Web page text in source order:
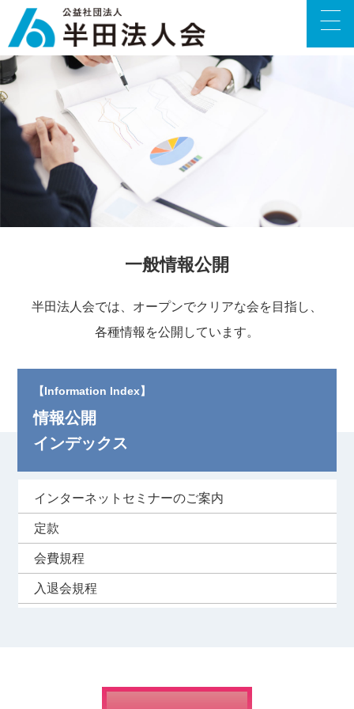
一般情報公開
半田法人会では、オープンでクリアな会を目指し、
各種情報を公開しています。
【Information Index】
情報公開
インデックス
インターネットセミナーのご案内
定款
会費規程
入退会規程